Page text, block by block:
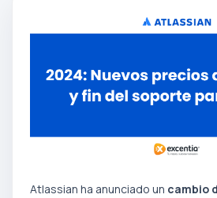
Atlassian ha anunciado un cambio